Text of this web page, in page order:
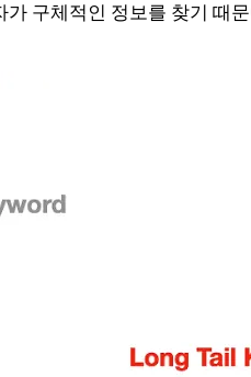
구체적인 정보를 찾기 때